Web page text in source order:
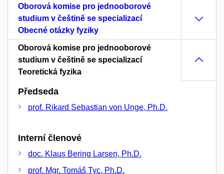
Oborová komise pro jednooborové
studium v češtině se specializací
Obecné otázky fyziky
Oborová komise pro jednooborové
studium v češtině se specializací
Teoretická fyzika
Předseda
prof. Rikard Sebastian von Unge, Ph.D.
Interní členové
doc. Klaus Bering Larsen, Ph.D.
prof. Mgr. Tomáš Tyc, Ph.D.